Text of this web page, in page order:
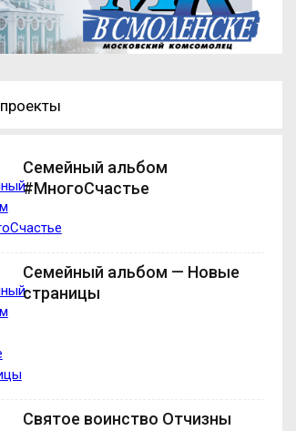
проекты
Семейный альбом
#МногоСчастье
Семейный альбом — Новые
страницы
Святое воинство Отчизны